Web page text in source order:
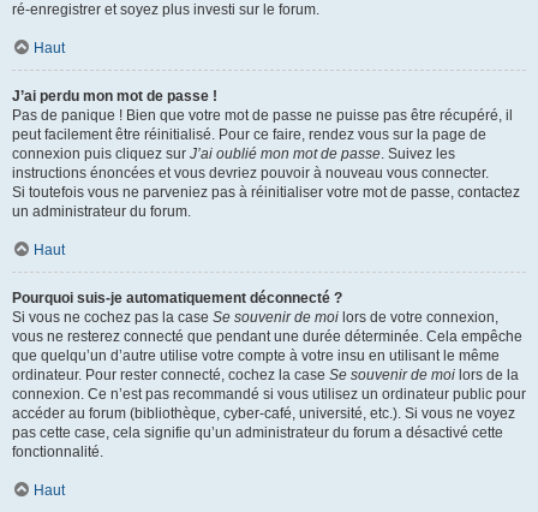
ré-enregistrer et soyez plus investi sur le forum.
Haut
J’ai perdu mon mot de passe !
Pas de panique ! Bien que votre mot de passe ne puisse pas être récupéré, il
peut facilement être réinitialisé. Pour ce faire, rendez vous sur la page de
connexion puis cliquez sur J’ai oublié mon mot de passe. Suivez les
instructions énoncées et vous devriez pouvoir à nouveau vous connecter.
Si toutefois vous ne parveniez pas à réinitialiser votre mot de passe, contactez
un administrateur du forum.
Haut
Pourquoi suis-je automatiquement déconnecté ?
Si vous ne cochez pas la case Se souvenir de moi lors de votre connexion,
vous ne resterez connecté que pendant une durée déterminée. Cela empêche
que quelqu’un d’autre utilise votre compte à votre insu en utilisant le même
ordinateur. Pour rester connecté, cochez la case Se souvenir de moi lors de la
connexion. Ce n’est pas recommandé si vous utilisez un ordinateur public pour
accéder au forum (bibliothèque, cyber-café, université, etc.). Si vous ne voyez
pas cette case, cela signifie qu’un administrateur du forum a désactivé cette
fonctionnalité.
Haut